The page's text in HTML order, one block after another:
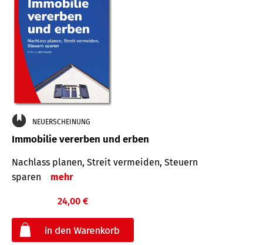
NEUERSCHEINUNG
Immobilie vererben und erben
Nachlass planen, Streit vermeiden, Steuern
sparen
mehr
24,00 €